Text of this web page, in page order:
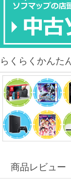
らくらくかんた
商品レビュー